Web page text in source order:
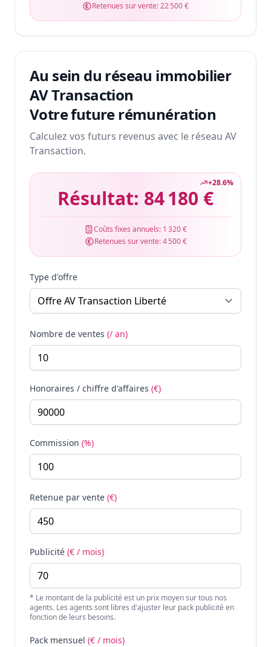
Retenues sur vente:22 500 €
Au sein du réseau immobilier
AV Transaction
Votre future rémunération
Calculez vos futurs revenus avec le réseau AV
Transaction.
+28.6%
Résultat: 84 180 €
Coûts fixes annuels: 1 320 €
Retenues sur vente:4 500 €
Type d'offre
Nombre de ventes (/ an)
Honoraires / chiffre d'affaires (€)
Commission (%)
Retenue par vente (€)
Publicité (€ / mois)
* Le montant de la publicité est un prix moyen sur tous nos
agents. Les agents sont libres d'ajuster leur pack publicité en
fonction de leurs besoins.
Pack mensuel (€ / mois)